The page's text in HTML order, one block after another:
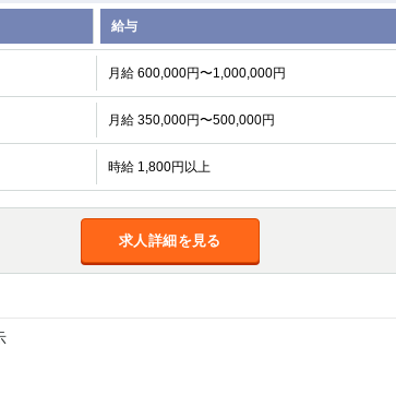
給与
月給 600,000円〜1,000,000円
月給 350,000円〜500,000円
時給 1,800円以上
求人詳細を見る